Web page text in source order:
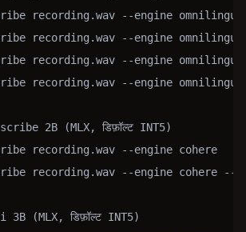
recording.wav --engine
recording.wav --engine
recording.wav --engine
recording.wav --engine
2B (MLX, डिफ़ॉल्ट INT5)
recording.wav --engine cohere
recording.wav --engine cohere --
(MLX, डिफ़ॉल्ट INT5)